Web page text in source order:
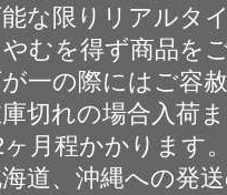
能な限りリアルタ
むを得ず商品を
一の際にはご容
庫切れの場合入荷
ヶ月程かかります
海道、沖縄への発